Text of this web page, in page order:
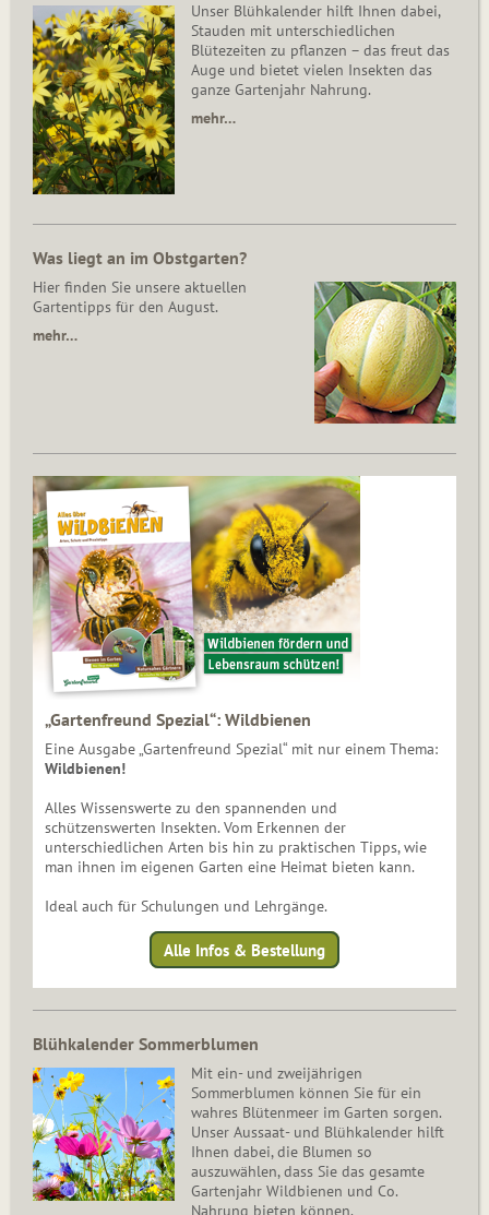
Unser Blühkalender hilft Ihnen dabei,
Stauden mit unterschiedlichen
Blütezeiten zu pflanzen – das freut das
Auge und bietet vielen Insekten das
ganze Gartenjahr Nahrung.
mehr…
Was liegt an im Obstgarten?
Hier finden Sie unsere aktuellen
Gartentipps für den August.
mehr…
„Gartenfreund Spezial“: Wildbienen
Eine Ausgabe „Gartenfreund Spezial“ mit nur einem Thema:
Wildbienen!
Alles Wissenswerte zu den spannenden und
schützenswerten Insekten. Vom Erkennen der
unterschiedlichen Arten bis hin zu praktischen Tipps, wie
man ihnen im eigenen Garten eine Heimat bieten kann.
Ideal auch für Schulungen und Lehrgänge.
Alle Infos & Bestellung
Blühkalender Sommerblumen
Mit ein- und zweijährigen
Sommerblumen können Sie für ein
wahres Blütenmeer im Garten sorgen.
Unser Aussaat- und Blühkalender hilft
Ihnen dabei, die Blumen so
auszuwählen, dass Sie das gesamte
Gartenjahr Wildbienen und Co.
Nahrung bieten können.